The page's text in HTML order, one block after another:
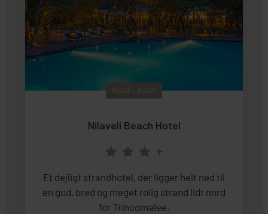
NILAVELI BEACH
Nilaveli Beach Hotel
+
Et dejligt strandhotel, der ligger helt ned til
en god, bred og meget rolig strand lidt nord
for Trincomalee.